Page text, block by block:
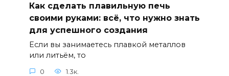
Как сделать плавильную печь
своими руками: всё, что нужно знать
для успешного создания
Если вы занимаетесь плавкой металлов
или литьём, то
0 1.3к.